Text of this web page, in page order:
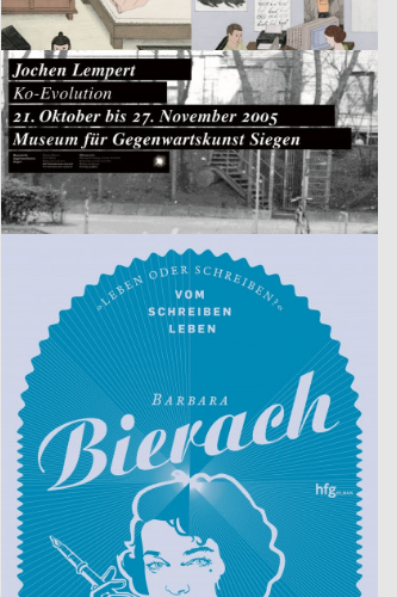
ade hauser lacour kommunikationsgestaltung gmbh D
2006
Jochen Lempert / Eske Schlüters / Tanzen, Sehen
HERBURG WEILAND D
2007
Willie Doherty – Stories
Hesse Design GmbH, Uli Knörzer
Charakterköpfe
2006
Festival Junger Talente
Atelier BLVDR CH
2006
Ingrid Caven / Âmes solitaires
Atelier BLVDR CH
2006
Coda